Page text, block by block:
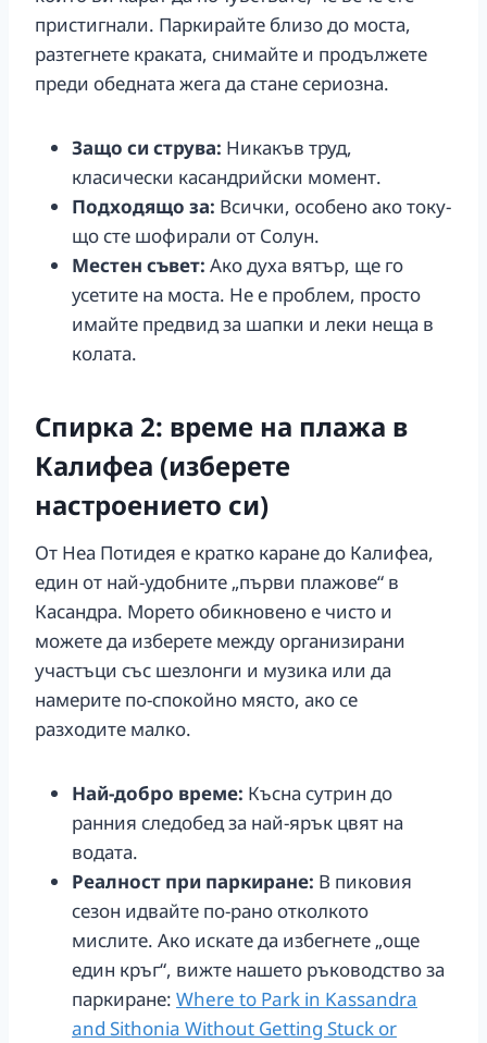
пристигнали. Паркирайте близо до моста,
разтегнете краката, снимайте и продължете
преди обедната жега да стане сериозна.
Защо си струва: Никакъв труд,
класически касандрийски момент.
Подходящо за: Всички, особено ако току-
що сте шофирали от Солун.
Местен съвет: Ако духа вятър, ще го
усетите на моста. Не е проблем, просто
имайте предвид за шапки и леки неща в
колата.
Спирка 2: време на плажа в
Калифеа (изберете
настроението си)
От Неа Потидея е кратко каране до Калифеа,
един от най-удобните „първи плажове“ в
Касандра. Морето обикновено е чисто и
можете да изберете между организирани
участъци със шезлонги и музика или да
намерите по-спокойно място, ако се
разходите малко.
Най-добро време: Късна сутрин до
ранния следобед за най-ярък цвят на
водата.
Реалност при паркиране: В пиковия
сезон идвайте по-рано отколкото
мислите. Ако искате да избегнете „още
един кръг“, вижте нашето ръководство за
паркиране: Where to Park in Kassandra
and Sithonia Without Getting Stuck or